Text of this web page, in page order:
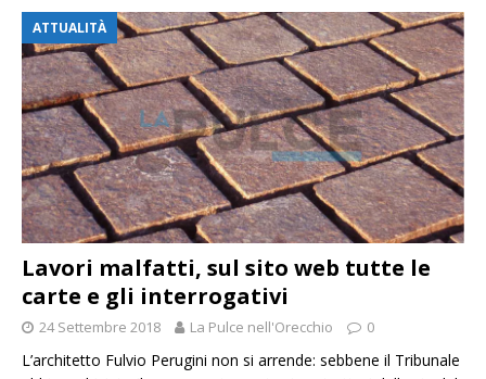
ATTUALITÀ
Lavori malfatti, sul sito web tutte le
carte e gli interrogativi
24 Settembre 2018 La Pulce nell'Orecchio 0
L’architetto Fulvio Perugini non si arrende: sebbene il Tribunale